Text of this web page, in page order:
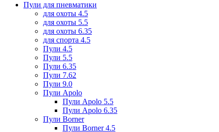
Пули для пневматики
для охоты 4.5
для охоты 5.5
для охоты 6.35
для спорта 4.5
Пули 4.5
Пули 5.5
Пули 6.35
Пули 7.62
Пули 9.0
Пули Apolo
Пули Apolo 5.5
Пули Apolo 6.35
Пули Borner
Пули Borner 4.5